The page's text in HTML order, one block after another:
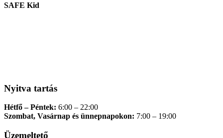
SAFE Kid
Nyitva tartás
Hétfő – Péntek: 6:00 – 22:00
Szombat, Vasárnap és ünnepnapokon: 7:00 – 19:00
Üzemeltető